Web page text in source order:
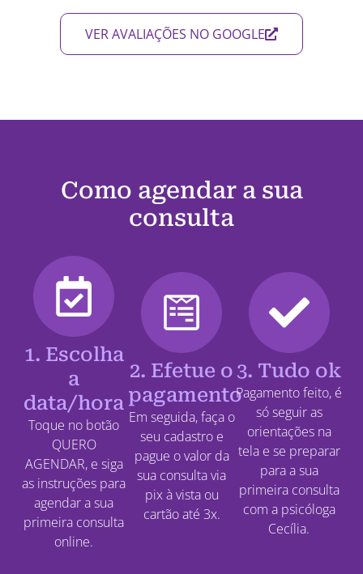
VER AVALIAÇÕES NO GOOGLE
Como agendar a sua
consulta
1. Escolha
a
data/hora
Toque no botão
QUERO
AGENDAR, e siga
as instruções para
agendar a sua
primeira consulta
online.
2. Efetue o
pagamento
Em seguida, faça o
seu cadastro e
pague o valor da
sua consulta via
pix à vista ou
cartão até 3x.
3. Tudo ok
Pagamento feito, é
só seguir as
orientações na
tela e se preparar
para a sua
primeira consulta
com a psicóloga
Cecília.